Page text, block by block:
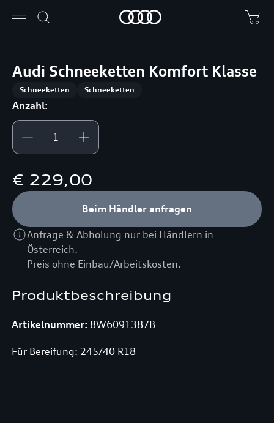
Produktbeschreibung
Artikelnummer: 8W6091387B
Für Bereifung: 245/40 R18
Audi Schneeketten Komfort Klasse
Schneeketten Schneeketten
Anzahl:
€ 229,00
Beim Händler anfragen
Anfrage & Abholung nur bei Händlern in
Österreich.
Preis ohne Einbau/Arbeitskosten.